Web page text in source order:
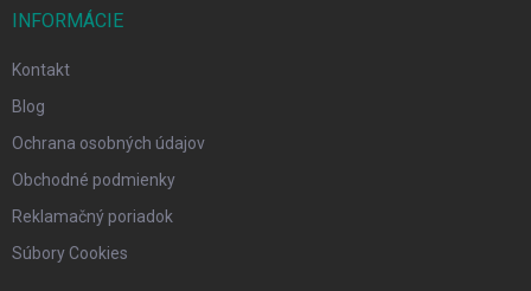
INFORMÁCIE
Kontakt
Blog
Ochrana osobných údajov
Obchodné podmienky
Reklamačný poriadok
Súbory Cookies